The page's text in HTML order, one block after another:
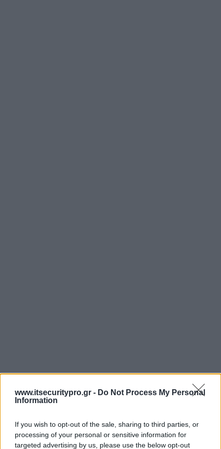
www.itsecuritypro.gr - Do Not Process My Personal
Information
If you wish to opt-out of the sale, sharing to third parties, or
processing of your personal or sensitive information for
targeted advertising by us, please use the below opt-out